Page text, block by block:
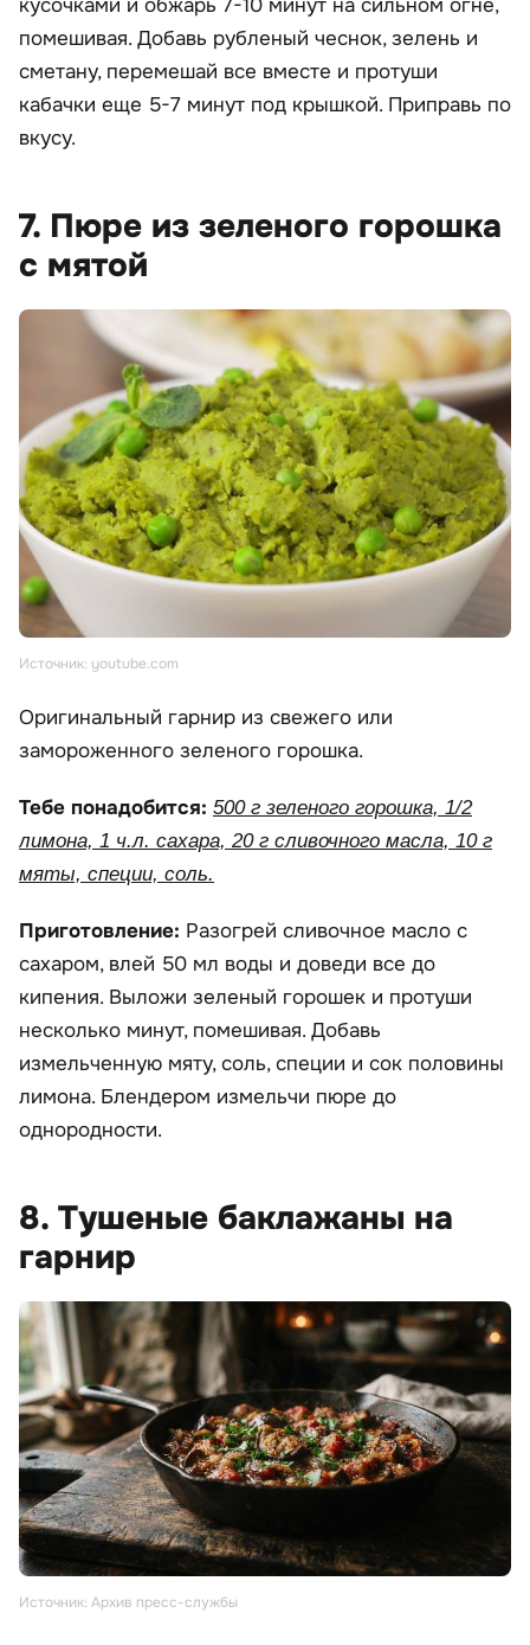
кусочками и обжарь 7-10 минут на сильном огне,
помешивая. Добавь рубленый чеснок, зелень и
сметану, перемешай все вместе и протуши
кабачки еще 5-7 минут под крышкой. Приправь по
вкусу.
7. Пюре из зеленого горошка
с мятой
Источник: youtube.com
Оригинальный гарнир из свежего или
замороженного зеленого горошка.
Тебе понадобится: 500 г зеленого горошка, 1/2
лимона, 1 ч.л. сахара, 20 г сливочного масла, 10 г
мяты, специи, соль.
Приготовление: Разогрей сливочное масло с
сахаром, влей 50 мл воды и доведи все до
кипения. Выложи зеленый горошек и протуши
несколько минут, помешивая. Добавь
измельченную мяту, соль, специи и сок половины
лимона. Блендером измельчи пюре до
однородности.
8. Тушеные баклажаны на
гарнир
Источник: Архив пресс-службы